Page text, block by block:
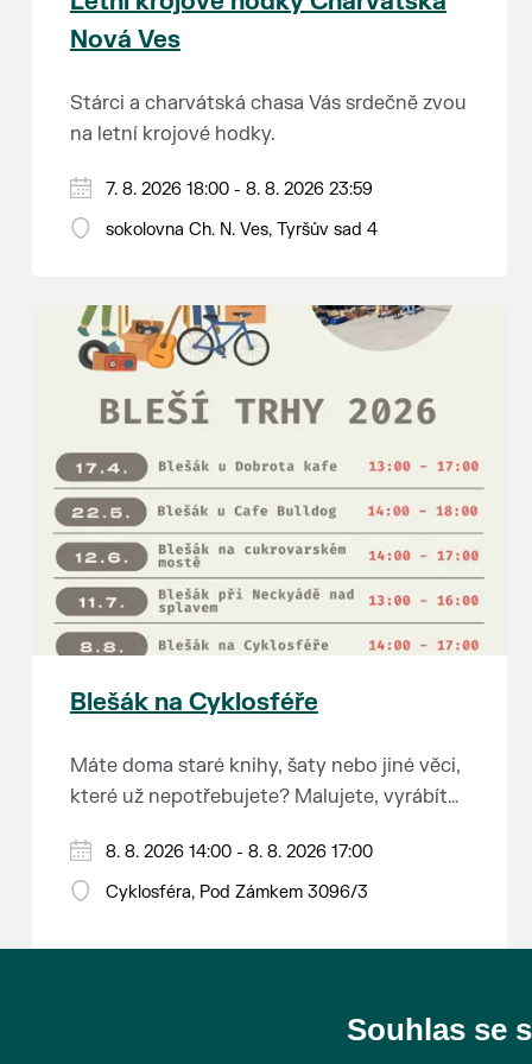
Nová Ves
Stárci a charvátská chasa Vás srdečně zvou
na letní krojové hodky.
PÁTEK 7. srpna
18:00 - ruční stavění máje
14:00 - krojový průvod pro stárky od
hostince “U Buvola”
16:00 - odpolední zábava na sokolovně
21:00 - večerní zábava
K tanci a poslechu bude hrát DH
Lanžhotčané.
Těšíme se na Vás!
7. 8. 2026 18:00 - 8. 8. 2026 23:59
sokolovna Ch. N. Ves, Tyršův sad 4
Blešák na Cyklosféře
Máte doma staré knihy, šaty nebo jiné věci,
které už nepotřebujete? Malujete, vyrábíte
Chcete se zbavit staré sbírky, která
zbytečně leží na půdě? Překáží vám ve
Anebo byste rádi našli poklady za pár
Prodejce prosíme tradičně o příchod 30
8. 8. 2026 14:00 - 8. 8. 2026 17:00
Cyklosféra, Pod Zámkem 3096/3
Souhlas se